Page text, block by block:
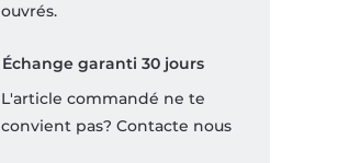
ouvrés.
Échange garanti 30 jours
L'article commandé ne te
convient pas? Contacte nous